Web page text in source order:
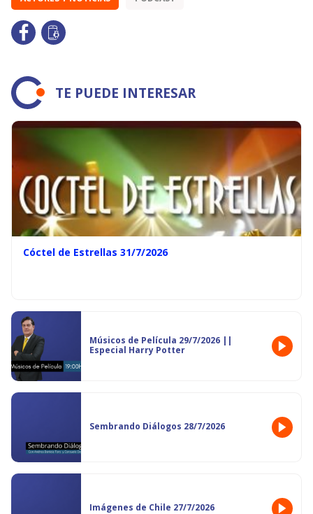
TE PUEDE INTERESAR
Cóctel de Estrellas 31/7/2026
Músicos de Película 29/7/2026 ||
Especial Harry Potter
Sembrando Diálogos 28/7/2026
Imágenes de Chile 27/7/2026